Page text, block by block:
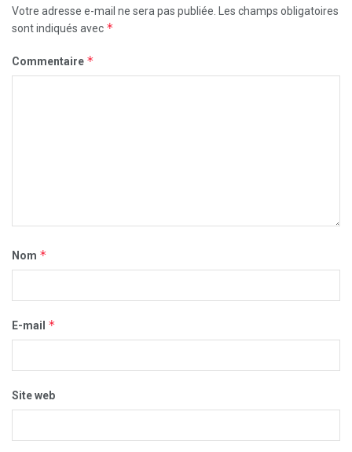
Votre adresse e-mail ne sera pas publiée.
Les champs obligatoires
sont indiqués avec *
Commentaire *
Nom *
E-mail *
Site web